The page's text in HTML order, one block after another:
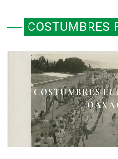
COSTUMBRES
COSTUMBRES